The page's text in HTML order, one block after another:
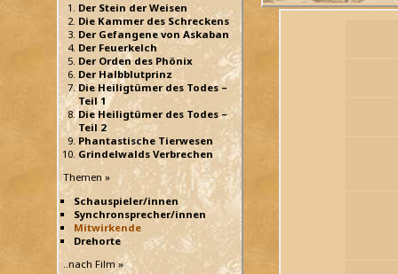
Der Stein der Weisen
Die Kammer des Schreckens
Der Gefangene von Askaban
Der Feuerkelch
Der Orden des Phönix
Der Halbblutprinz
Die Heiligtümer des Todes –
Teil 1
Die Heiligtümer des Todes –
Teil 2
Phantastische Tierwesen
Grindelwalds Verbrechen
Themen »
Schauspieler/innen
Synchronsprecher/innen
Mitwirkende
Drehorte
..nach Film »